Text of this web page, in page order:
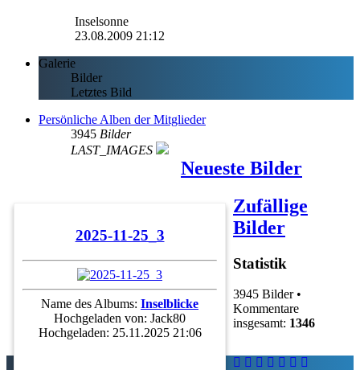
Inselsonne
23.08.2009 21:12
Galerie
Bilder
Letztes Bild
Persönliche Alben der Mitglieder
3945 Bilder
LAST_IMAGES
Neueste Bilder
2025-11-25_3
Name des Albums: Inselblicke
Hochgeladen von: Jack80
Hochgeladen: 25.11.2025 21:06
Zufällige
Bilder
Statistik
3945 Bilder •
Kommentare
insgesamt: 1346